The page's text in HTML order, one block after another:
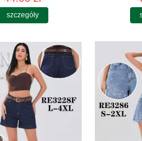
szczegóły